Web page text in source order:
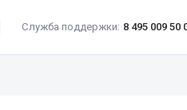
Служба поддержки: 8 495 009 50